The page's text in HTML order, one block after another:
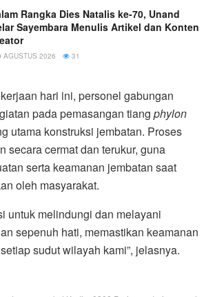
Rangka Dies Natalis ke-70, Unand
Sayembara Menulis Artikel dan Konten
AGUSTUS 2026 31
hari ini, personel gabungan
pada pemasangan tiang phylon
utama konstruksi jembatan. Proses
secara cermat dan terukur, guna
serta keamanan jembatan saat
oleh masyarakat.
untuk melindungi dan melayani
sepenuh hati, memastikan keamanan
sudut wilayah kami”, jelasnya.